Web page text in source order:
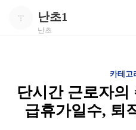
난초1
난초
카테고
단시간 근로자의
급휴가일수, 퇴